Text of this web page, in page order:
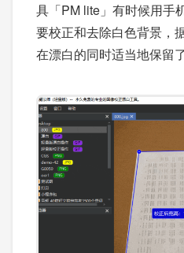
具「PM lite」有时候用手
要校正和去除白色背景，
在漂白的同时适当地保留